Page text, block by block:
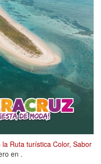
Ruta turística Color, Sabor
en .